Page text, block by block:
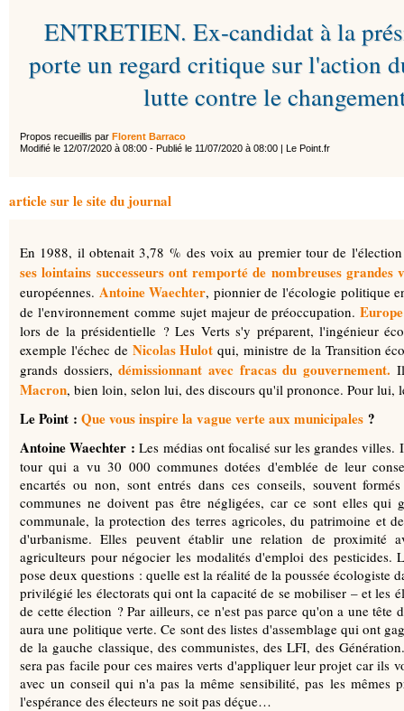
ENTRETIEN. Ex-candidat à la
porte un regard critique sur l'action
lutte contre le
Propos recueillis par Florent Barraco
Modifié le 12/07/2020 à 08:00 - Publié le 11/07/2020 à 08:00 | Le Point.fr
article sur le site du journal
En 1988, il obtenait 3,78 % des voix au premier tour de
ses lointains successeurs ont remporté de nombreuses grandes
européennes. Antoine Waechter, pionnier de l'écologie politique
de l'environnement comme sujet majeur de préoccupation.Europe
lors de la présidentielle ? Les Verts s'y préparent, l'ingénieur
exemple l'échec de Nicolas Hulot qui, ministre de la Transition
grands dossiers,démissionnant avec fracas du gouvernement.
Macron, bien loin, selon lui, des discours qu'il prononce. Pour lui,
Le Point : Que vous inspire la vague verte aux municipales ?
Antoine Waechter : Les médias ont focalisé sur les grandes
tour qui a vu 30 000 communes dotées d'emblée de leur
encartés ou non, sont entrés dans ces conseils, souvent
communes ne doivent pas être négligées, car ce sont elles
communale, la protection des terres agricoles, du patrimoine et
d'urbanisme. Elles peuvent établir une relation de proximité
agriculteurs pour négocier les modalités d'emploi des pesticides.
pose deux questions : quelle est la réalité de la poussée écologiste
privilégié les électorats qui ont la capacité de se mobiliser – et les
de cette élection ? Par ailleurs, ce n'est pas parce qu'on a une
aura une politique verte. Ce sont des listes d'assemblage qui ont
de la gauche classique, des communistes, des LFI, des
sera pas facile pour ces maires verts d'appliquer leur projet car ils
avec un conseil qui n'a pas la même sensibilité, pas les mêmes
l'espérance des électeurs ne soit pas déçue…